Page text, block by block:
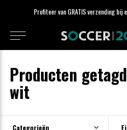
Profiteer van GRATIS verzending bij
Producten
wit
Categorieën